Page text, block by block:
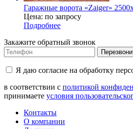
Гаражные ворота «Zaiger»
Цена: по запросу
Подробнее
Закажите обратный звонок
Я даю согласие на обработку
в соответствии с политикой
принимаете условия
Контакты
О компании